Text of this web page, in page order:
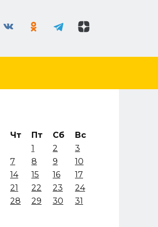
Чт Пт Сб
Вс
1
2
3
7 8 9
10
14 15 16
17
21 22 23
24
28 29 30 31